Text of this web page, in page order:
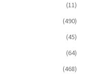
(11)
(490)
(45)
(64)
(468)